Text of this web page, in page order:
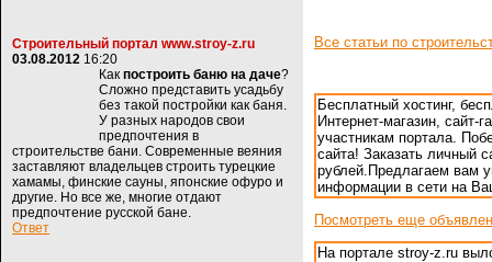
Строительный портал www.stroy-z.ru
03.08.2012 16:20
Как построить баню на даче?
Сложно представить усадьбу
без такой постройки как баня.
У разных народов свои
предпочтения в
строительстве бани. Современные веяния
заставляют владельцев строить турецкие
хамамы, финские сауны, японские офуро и
другие. Но все же, многие отдают
предпочтение русской бане.
Ответ
Все статьи по
Бесплатный хостинг,
Интернет-магазин, сайт-
участникам портала.
сайта! Заказать личный
рублей.Предлагаем вам
информации в сети на
Посмотреть еще
На портале stroy-z.ru